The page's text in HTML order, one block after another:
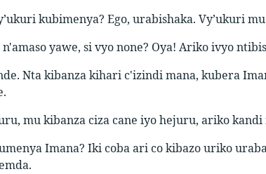
kubimenya? Ego, urabishaka. Vy’ukuri
yawe, si vyo none? Oya! Ariko ivyo
Nta kibanza kihari c'izindi mana, kubera
mu kibanza ciza cane iyo hejuru, ariko
Imana? Iki coba ari co kibazo uriko